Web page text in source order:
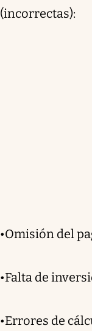
(incorrectas):
•Omisión del
•Falta de
•Errores de